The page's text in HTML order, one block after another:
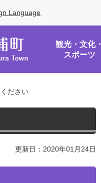
Language
観光・文化・
スポーツ
ださい
更新日：2020年01月24日